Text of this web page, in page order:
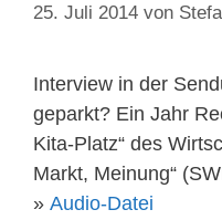
25. Juli 2014 von
Interview in der
geparkt? Ein Jahr
Kita-Platz“ des
Markt, Meinung“
» Audio-Datei